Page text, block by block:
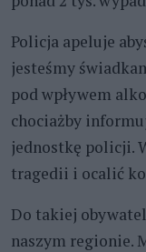
Policja apeluje
jesteśmy
pod wpływem
chociażby
jednostkę policji.
tragedii i ocalić
Do takiej
naszym regionie.